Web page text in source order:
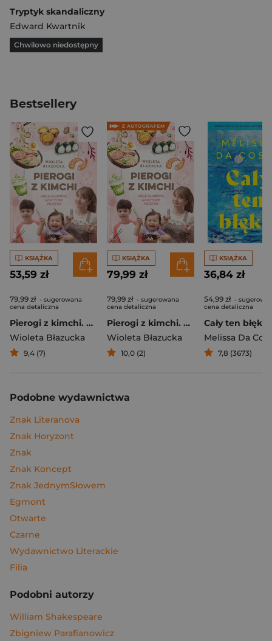
Tryptyk skandaliczny
Edward Kwartnik
Chwilowo niedostępny
Bestsellery
KSIĄŻKA
53,59 zł
79,99 zł - sugerowana
cena detaliczna
Pierogi z kimchi. Moje ulubione azjatyckie przepisy
Wioleta Błazucka
9,4 (7)
KSIĄŻKA
79,99 zł
79,99 zł - sugerowana
cena detaliczna
Pierogi z kimchi. Moje ulubione azjatyckie przepisy - książka z autografem
Wioleta Błazucka
10,0 (2)
KSIĄŻKA
36,84 zł
54,99 zł -
cena detaliczna
Cały ten błękit
Melissa Da
7,8 (3673)
Podobne wydawnictwa
Znak Literanova
Znak Horyzont
Znak
Znak Koncept
Znak JednymSłowem
Egmont
Otwarte
Czarne
Wydawnictwo Literackie
Filia
Podobni autorzy
William Shakespeare
Zbigniew Parafianowicz